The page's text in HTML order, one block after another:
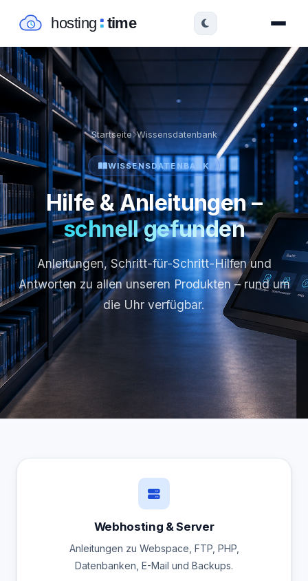
Startseite Wissensdatenbank
WISSENSDATENBANK
Hilfe & Anleitungen –
schnell gefunden
Anleitungen, Schritt-für-Schritt-Hilfen und
Antworten zu allen unseren Produkten – rund um
die Uhr verfügbar.
Webhosting & Server
Anleitungen zu Webspace, FTP, PHP,
Datenbanken, E-Mail und Backups.